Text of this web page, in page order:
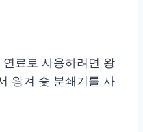
료로 사용하려면 왕
왕겨 숯 분쇄기를 사